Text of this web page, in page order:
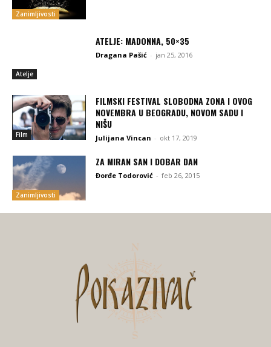
Zanimljivosti
Atelje
ATELJE: MADONNA, 50×35
Dragana Pašić - jan 25, 2016
Film
FILMSKI FESTIVAL SLOBODNA ZONA I OVOG
NOVEMBRA U BEOGRADU, NOVOM SADU I
NIŠU
Julijana Vincan - okt 17, 2019
Zanimljivosti
ZA MIRAN SAN I DOBAR DAN
Đorđe Todorović - feb 26, 2015